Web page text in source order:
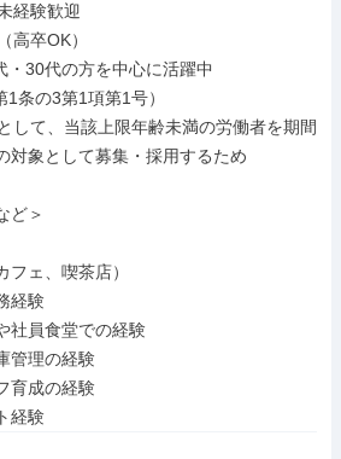
経験歓迎
高卒OK）
・30代の方を中心に活躍中
条の3第1項第1号）
して、当該上限年齢未満の労働者を期間
対象として募集・採用するため
ど＞
フェ、喫茶店）
経験
社員食堂での経験
管理の経験
育成の経験
経験